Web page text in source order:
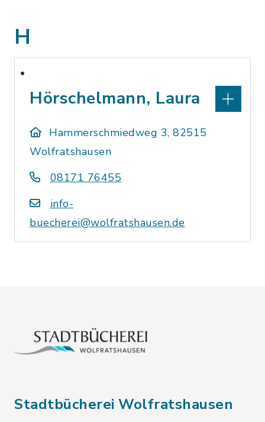
H
Hörschelmann, Laura
Hammerschmiedweg 3, 82515
Wolfratshausen
08171 76455
info-
buecherei@wolfratshausen.de
Stadtbücherei Wolfratshausen